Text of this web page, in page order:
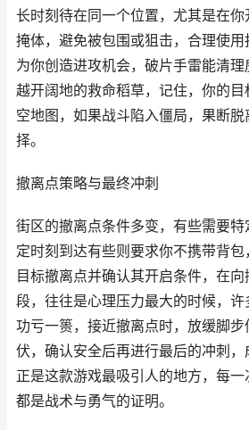
长时刻待在同一个位置，尤其是在
掩体，避免被包围或狙击，合理使
为你创造进攻机会，破片手雷能清
越开阔地的救命稻草，记住，你的
空地图，如果战斗陷入僵局，果断
择。
撤离点策略与最终冲刺
街区的撤离点条件多变，有些需要
定时刻到达有些则要求你不携带背
目标撤离点并确认其开启条件，在
段，往往是心理压力最大的时候，
功亏一篑，接近撤离点时，放缓脚
伏，确认安全后再进行最后的冲刺，
正是这款游戏最吸引人的地方，每一
都是战术与勇气的证明。